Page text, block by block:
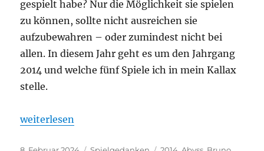
gespielt habe? Nur die Möglichkeit sie spielen
zu können, sollte nicht ausreichen sie
aufzubewahren – oder zumindest nicht bei
allen. In diesem Jahr geht es um den Jahrgang
2014 und welche fünf Spiele ich in mein Kallax
stelle.
„Projekt: Die perfekte Sammlung – 2014“
weiterlesen
Veröffentlicht
Kategorien Schlagwörter